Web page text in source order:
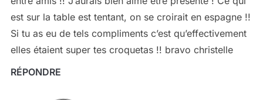
est sur la table est tentant, on se croirait en espagne !!
Si tu as eu de tels compliments c’est qu’effectivement
elles étaient super tes croquetas !! bravo christelle
RÉPONDRE